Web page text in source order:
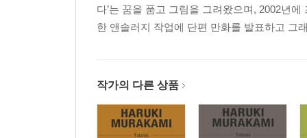
다’는 꿈을 품고 그림을 그려왔으며, 2002년
한 앤솔러지 작업에 단편 만화를 발표하고 그
작가의 다른 상품